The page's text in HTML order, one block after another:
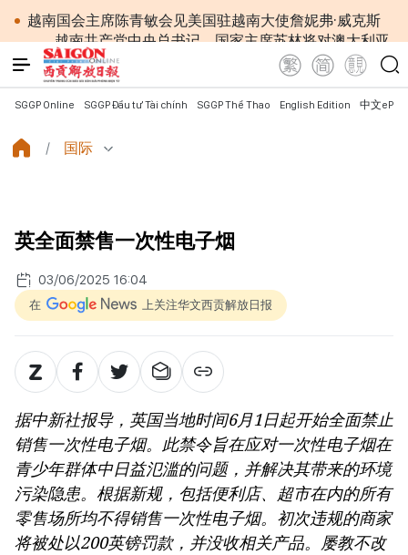
越南国会主席陈青敏会见美国驻越南大使詹妮弗·威克斯
越南共产党中央总书记、国家主席苏林将对澳大利亚
和新西兰进行国事访问
政府总理黎明兴：网络安全必须做到“维护系统”与
“保护人员”紧密结合
党中央总书记、国家主席苏林：越南与马来西亚关系
日益活跃
同建设团结、自强的东盟共同体
宁市和北宁市《决议》
政府总理黎明兴：外交部门为构建有利于发展的对外
格局作出贡献
与非传统安全威胁
越南第十六届国会第一次非常规会议：健全与新组织
越南政府总理黎明兴：抓紧完善落实党中央三中全会
《决议》的行动计划
第十六届国会第一次非常规会议：大力减少有条件的
经营行业
第十六届国会第一次非常规会议：海关手续改革与数
字化转型及风险管理相结合
SGGP Online SGGP Đầu tư Tài chính SGGP Thể Thao English Edition 中文
国际
英全面禁售一次性电子烟
03/06/2025 16:04
在 上关注华文西贡解放日报
据中新社报导，英国当地时间6月1日起开始全面禁止
销售一次性电子烟。此禁令旨在应对一次性电子烟在
青少年群体中日益氾滥的问题，并解决其带来的环境
污染隐患。根据新规，包括便利店、超市在内的所有
零售场所均不得销售一次性电子烟。初次违规的商家
将被处以200英镑罚款，并没收相关产品。屡教不改